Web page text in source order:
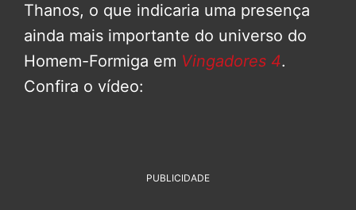
Thanos, o que indicaria uma presença
ainda mais importante do universo do
Homem-Formiga em Vingadores 4.
Confira o vídeo:
PUBLICIDADE